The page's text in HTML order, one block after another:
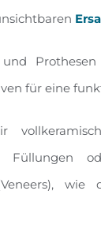
und
für eine
Füllungen